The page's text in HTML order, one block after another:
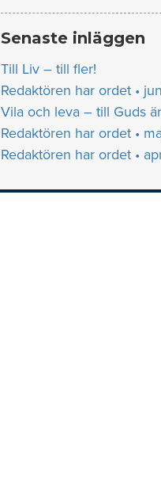
Senaste inläggen
Till Liv – till fler!
Redaktören har ordet •
Vila och leva – till Guds
Redaktören har ordet •
Redaktören har ordet •